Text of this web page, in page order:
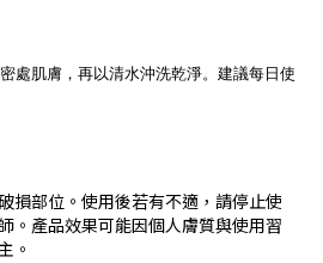
處肌膚，再以清水沖洗乾淨。建議每日使
損部位。使用後若有不適，請停止使
。產品效果可能因個人膚質與使用習
。